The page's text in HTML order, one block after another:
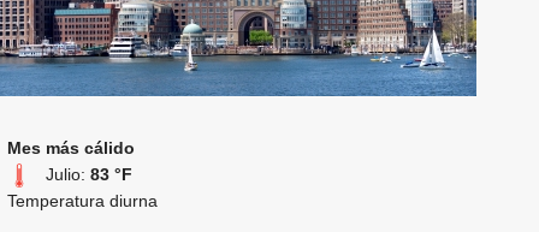
Mes más cálido
Julio: 83 °F
Temperatura diurna